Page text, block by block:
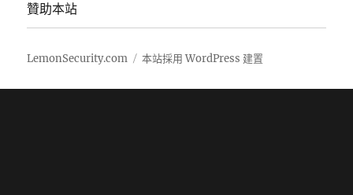
贊助本站
LemonSecurity.com 本站採用 WordPress 建置